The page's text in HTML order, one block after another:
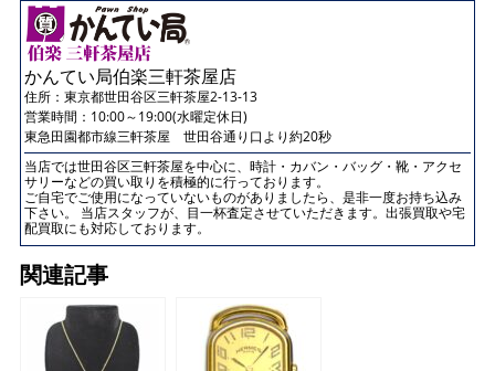
かんてい局伯楽三軒茶屋店
住所： 東京都世田谷区三軒茶屋2-13-13
営業時間：10:00～19:00(水曜定休日)
東急田園都市線三軒茶屋 世田谷通り口より約20秒
当店では世田谷区三軒茶屋を中心に、時計・カバン・バッグ・靴・アクセ
サリーなどの買い取りを積極的に行っております。
ご自宅でご使用になっていないものがありましたら、是非一度お持ち込み
下さい。 当店スタッフが、目一杯査定させていただきます。出張買取や宅
配買取にも対応しております。
関連記事